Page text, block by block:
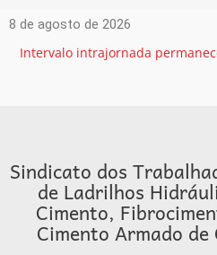
8 de agosto de 2026
Sindicato dos
de Ladrilhos
Cimento,
Cimento Armado